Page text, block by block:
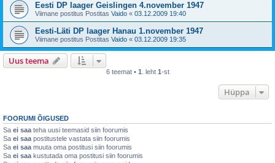
Eesti DP laager Geislingen 4.november 1947
Viimane postitus Postitas Vaido « 03.12.2009 19:40
Eesti-Läti DP laager Hanau 1.november 1947
Viimane postitus Postitas Vaido « 03.12.2009 19:35
Uus teema
6 teemat • 1 . leht 1-st
Hüppa
FOORUMI ÕIGUSED
Sa ei saa teha uusi teemasid siin foorumis
Sa ei saa postitustele vastata siin foorumis
Sa ei saa muuta oma postitusi siin foorumis
Sa ei saa kustutada oma postitusi siin foorumis